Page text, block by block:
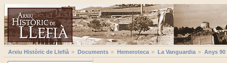
Arxiu Històric de Llefià Documents Hemeroteca La Vanguardia Anys 90